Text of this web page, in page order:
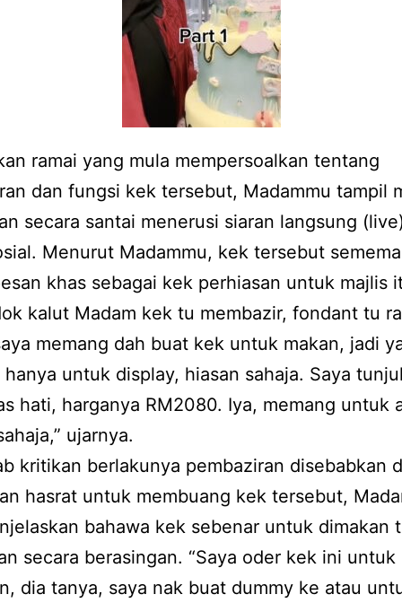
ramai yang mula mempersoalkan tentang
dan fungsi kek tersebut, Madammu tampil
secara santai menerusi siaran langsung
Menurut Madammu, kek tersebut
khas sebagai kek perhiasan untuk majlis
kalut Madam kek tu membazir, fondant tu
memang dah buat kek untuk makan, jadi
hanya untuk display, hiasan sahaja. Saya
hati, harganya RM2080. Iya, memang untuk
ujarnya.
kritikan berlakunya pembaziran disebabkan
hasrat untuk membuang kek tersebut,
bahawa kek sebenar untuk dimakan
secara berasingan. “Saya oder kek ini untuk
dia tanya, saya nak buat dummy ke atau